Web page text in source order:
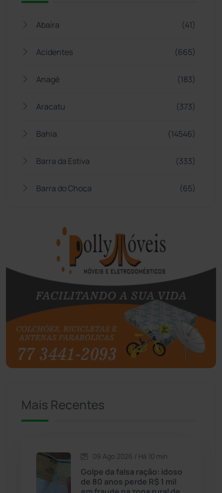
Abaíra (41)
Acidentes (665)
Anagé (183)
Aracatu (373)
Bahia (14546)
Barra da Estiva (333)
Barra do Choça (65)
Bom Jesus da Lapa
Boquira
Botuporã (73)
Brasil (7680)
Brumado (31963)
Caetanos
Candiba
Cândido Sales (121)
Mais Recentes
09 Ago 2026 / Há 10 min
Golpe da falsa ração: idoso
de 80 anos perde R$ 1 mil